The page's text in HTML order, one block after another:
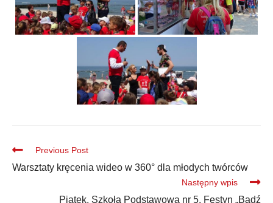
Previous Post
Warsztaty kręcenia wideo w 360° dla młodych twórców
Następny wpis
Piątek, Szkoła Podstawowa nr 5, Festyn „Bądź